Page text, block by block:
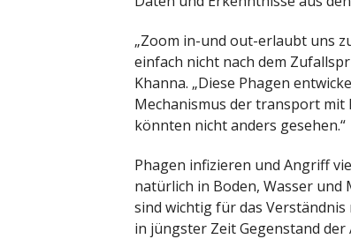
„Zoom in-und out-erlaubt uns
einfach nicht nach dem
Khanna. „Diese Phagen
Mechanismus der transport mit
könnten nicht anders gesehen.“
Phagen infizieren und Angriff
natürlich in Boden, Wasser und
sind wichtig für das
in jüngster Zeit Gegenstand der